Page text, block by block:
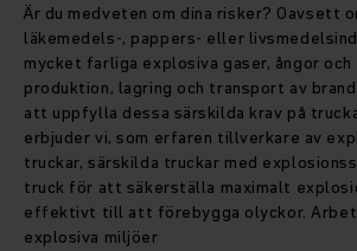
Är du medveten om dina risker? Oavsett
läkemedels-, pappers- eller
mycket farliga explosiva gaser, ångor och
produktion, lagring och transport av
att uppfylla dessa särskilda krav på
erbjuder vi, som erfaren tillverkare av
truckar, särskilda truckar med
truck för att säkerställa maximalt
effektivt till att förebygga olyckor.
explosiva miljöer